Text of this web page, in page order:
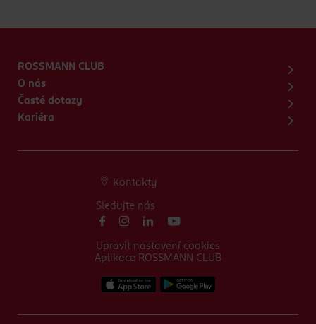
ROSSMANN CLUB
O nás
Časté dotazy
Kariéra
Aplikace ROSSMANN CLUB
Kontakty
Sledujte nás
Upravit nastavení cookies